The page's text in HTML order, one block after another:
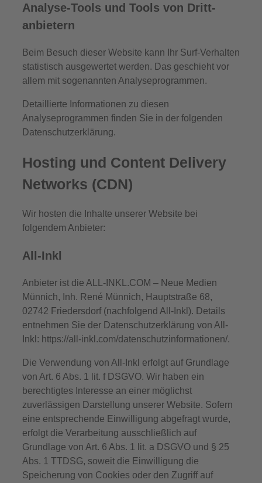
Analyse-Tools und Tools von Dritt­
anbietern
Beim Besuch dieser Website kann Ihr Surf-Verhalten
statistisch ausgewertet werden. Das geschieht vor
allem mit sogenannten Analyseprogrammen.
Detaillierte Informationen zu diesen
Analyseprogrammen finden Sie in der folgenden
Datenschutzerklärung.
Hosting und Content Delivery
Networks (CDN)
Wir hosten die Inhalte unserer Website bei
folgendem Anbieter:
All-Inkl
Anbieter ist die ALL-INKL.COM – Neue Medien
Münnich, Inh. René Münnich, Hauptstraße 68,
02742 Friedersdorf (nachfolgend All-Inkl). Details
entnehmen Sie der Datenschutzerklärung von All-
Inkl: https://all-inkl.com/datenschutzinformationen/.
Die Verwendung von All-Inkl erfolgt auf Grundlage
von Art. 6 Abs. 1 lit. f DSGVO. Wir haben ein
berechtigtes Interesse an einer möglichst
zuverlässigen Darstellung unserer Website. Sofern
eine entsprechende Einwilligung abgefragt wurde,
erfolgt die Verarbeitung ausschließlich auf
Grundlage von Art. 6 Abs. 1 lit. a DSGVO und § 25
Abs. 1 TTDSG, soweit die Einwilligung die
Speicherung von Cookies oder den Zugriff auf